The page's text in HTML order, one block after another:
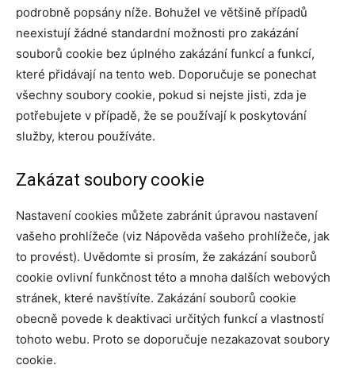
podrobně popsány níže. Bohužel ve většině případů
neexistují žádné standardní možnosti pro zakázání
souborů cookie bez úplného zakázání funkcí a funkcí,
které přidávají na tento web. Doporučuje se ponechat
všechny soubory cookie, pokud si nejste jisti, zda je
potřebujete v případě, že se používají k poskytování
služby, kterou používáte.
Zakázat soubory cookie
Nastavení cookies můžete zabránit úpravou nastavení
vašeho prohlížeče (viz Nápověda vašeho prohlížeče, jak
to provést). Uvědomte si prosím, že zakázání souborů
cookie ovlivní funkčnost této a mnoha dalších webových
stránek, které navštívíte. Zakázání souborů cookie
obecně povede k deaktivaci určitých funkcí a vlastností
tohoto webu. Proto se doporučuje nezakazovat soubory
cookie.